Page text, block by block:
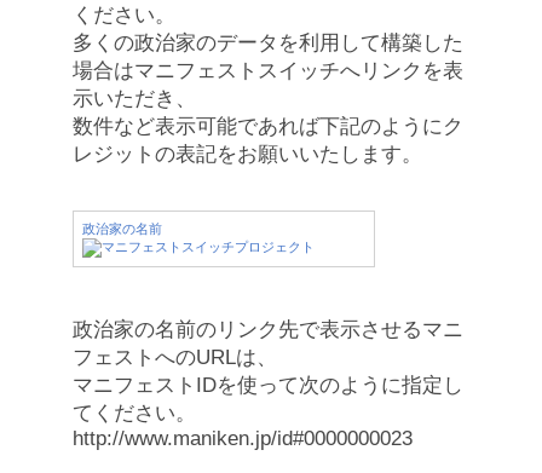
ください。
多くの政治家のデータを利用して構築した
場合はマニフェストスイッチへリンクを表
示いただき、
数件など表示可能であれば下記のようにク
レジットの表記をお願いいたします。
政治家の名前
政治家の名前のリンク先で表示させるマニ
フェストへのURLは、
マニフェストIDを使って次のように指定し
てください。
http://www.maniken.jp/id#0000000023